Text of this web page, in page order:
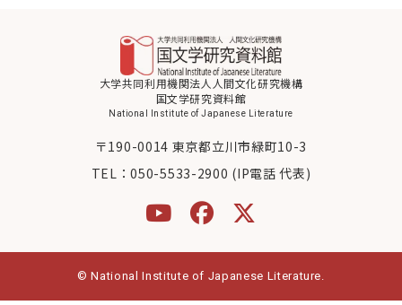
お知らせ
当サイトについて
大学共同利用機関法人人間文化研究機構
国文学研究資料館
National Institute of Japanese Literature
〒190-0014 東京都立川市緑町10-3
TEL：050-5533-2900 (IP電話 代表)
© National Institute of Japanese Literature.